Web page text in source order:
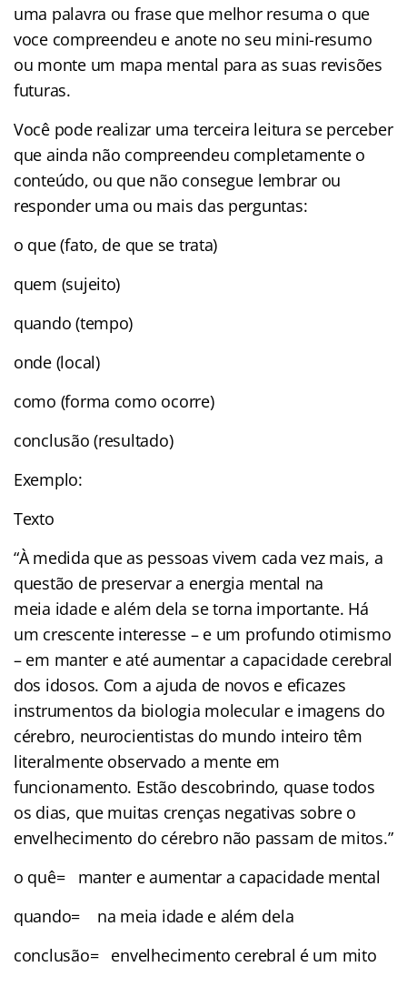
uma palavra ou frase que melhor resuma o que
voce compreendeu e anote no seu mini-resumo
ou monte um mapa mental para as suas revisões
futuras.
Você pode realizar uma terceira leitura se perceber
que ainda não compreendeu completamente o
conteúdo, ou que não consegue lembrar ou
responder uma ou mais das perguntas:
o que (fato, de que se trata)
quem (sujeito)
quando (tempo)
onde (local)
como (forma como ocorre)
conclusão (resultado)
Exemplo:
Texto
“À medida que as pessoas vivem cada vez mais, a
questão de preservar a energia mental na
meia idade e além dela se torna importante. Há
um crescente interesse – e um profundo otimismo
– em manter e até aumentar a capacidade cerebral
dos idosos. Com a ajuda de novos e eficazes
instrumentos da biologia molecular e imagens do
cérebro, neurocientistas do mundo inteiro têm
literalmente observado a mente em
funcionamento. Estão descobrindo, quase todos
os dias, que muitas crenças negativas sobre o
envelhecimento do cérebro não passam de mitos.”
o quê= manter e aumentar a capacidade mental
quando= na meia idade e além dela
conclusão= envelhecimento cerebral é um mito